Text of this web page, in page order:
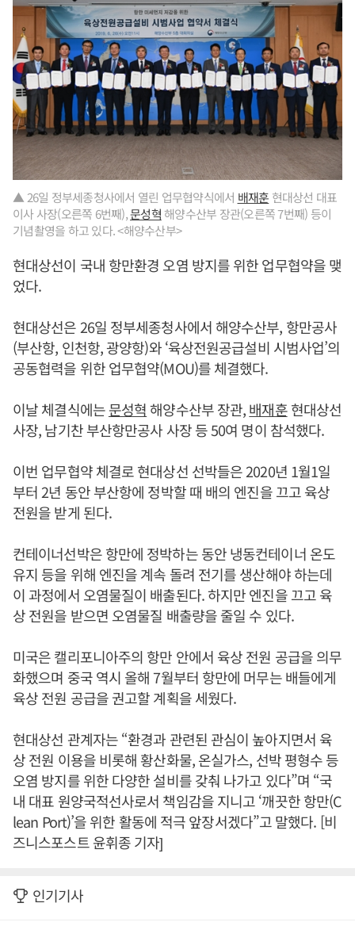
▲ 26일 정부세종청사에서 열린 업무협약식에서 배재훈 현대상선 대표
이사 사장(오른쪽 6번째),문성혁해양수산부 장관(오른쪽 7번째) 등이
기념촬영을 하고 있다. <해양수산부>
현대상선이 국내 항만환경 오염 방지를 위한 업무협약을 맺
었다.
현대상선은 26일 정부세종청사에서 해양수산부, 항만공사
(부산항, 인천항, 광양항)와 ‘육상전원공급설비 시범사업’의
공동협력을 위한 업무협약(MOU)를 체결했다.
이날 체결식에는문성혁해양수산부 장관,배재훈현대상선
사장, 남기찬 부산항만공사 사장 등 50여 명이 참석했다.
이번 업무협약 체결로 현대상선 선박들은 2020년 1월1일
부터 2년 동안 부산항에 정박할 때 배의 엔진을 끄고 육상
전원을 받게 된다.
컨테이너선박은 항만에 정박하는 동안 냉동컨테이너 온도
유지 등을 위해 엔진을 계속 돌려 전기를 생산해야 하는데
이 과정에서 오염물질이 배출된다. 하지만 엔진을 끄고 육
상 전원을 받으면 오염물질 배출량을 줄일 수 있다.
미국은 캘리포니아주의 항만 안에서 육상 전원 공급을 의무
화했으며 중국 역시 올해 7월부터 항만에 머무는 배들에게
육상 전원 공급을 권고할 계획을 세웠다.
현대상선 관계자는 “환경과 관련된 관심이 높아지면서 육
상 전원 이용을 비롯해 황산화물, 온실가스, 선박 평형수 등
오염 방지를 위한 다양한 설비를 갖춰 나가고 있다”며 “국
내 대표 원양국적선사로서 책임감을 지니고 ‘깨끗한 항만(C
lean Port)’을 위한 활동에 적극 앞장서겠다”고 말했다. [비
즈니스포스트 윤휘종 기자]
인기기사